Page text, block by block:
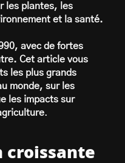
les plantes, les
et la santé.
avec de fortes
Cet article vous
les plus grands
monde, sur les
les impacts sur
.
croissante